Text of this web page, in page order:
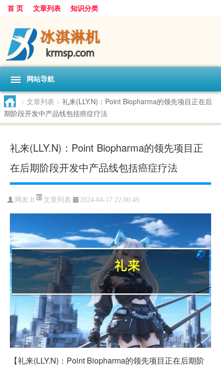
首 页 文章列表 知识分类
网站导航
> 文章列表 > 礼来(LLY.N)：Point Biopharma的领先项目正在后
期阶段开发中产品线包括癌症疗法
礼来(LLY.N)：Point Biopharma的领先项目正
在后期阶段开发中产品线包括癌症疗法
网友: 文章列表 2024-04-17 22:00:49
【礼来(LLY.N)：Point Biopharma的领先项目正在后期阶